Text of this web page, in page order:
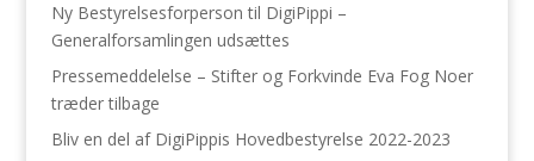
Ny Bestyrelsesforperson til DigiPippi –
Generalforsamlingen udsættes
Pressemeddelelse – Stifter og Forkvinde Eva Fog Noer
træder tilbage
Bliv en del af DigiPippis Hovedbestyrelse 2022-2023